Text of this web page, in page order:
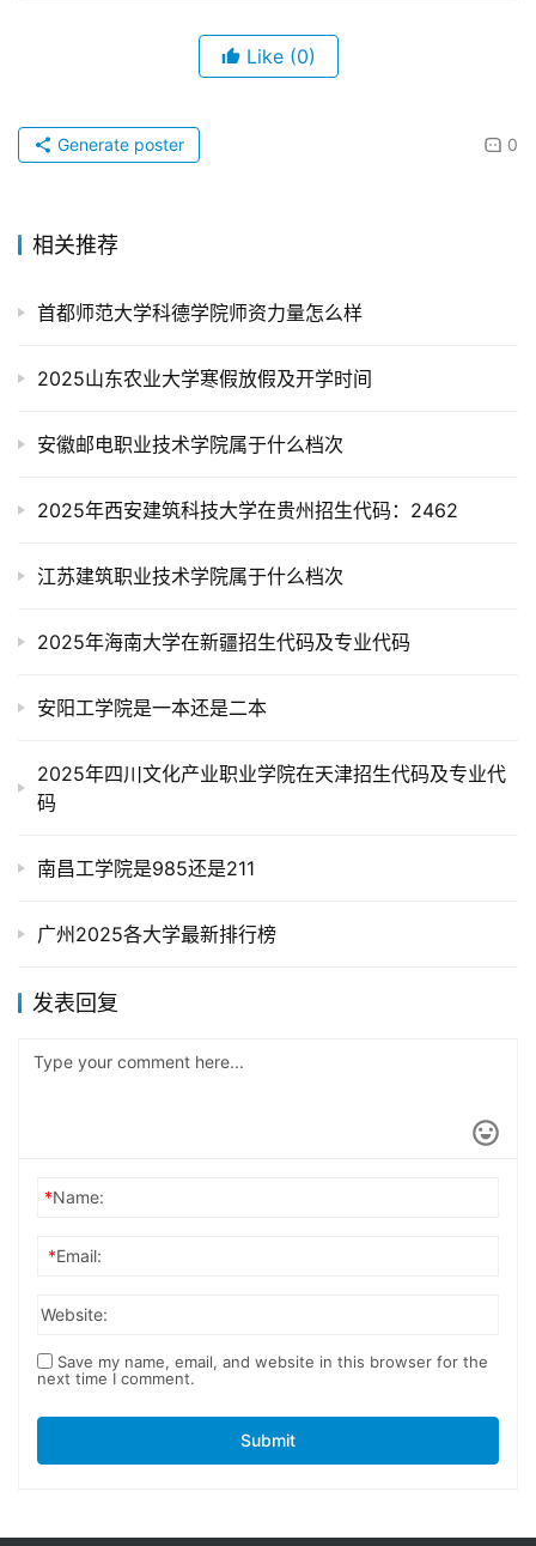
Like (0)
0
Generate poster
相关推荐
首都师范大学科德学院师资力量怎么样
2025山东农业大学寒假放假及开学时间
安徽邮电职业技术学院属于什么档次
2025年西安建筑科技大学在贵州招生代码：2462
江苏建筑职业技术学院属于什么档次
2025年海南大学在新疆招生代码及专业代码
安阳工学院是一本还是二本
2025年四川文化产业职业学院在天津招生代码及专业代
码
南昌工学院是985还是211
广州2025各大学最新排行榜
发表回复
*Name:
*Email:
Website:
Save my name, email, and website in this browser for the
next time I comment.
Submit